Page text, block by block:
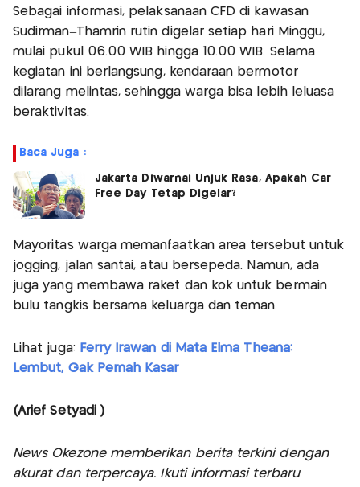
Sebagai informasi, pelaksanaan CFD di kawasan
Sudirman–Thamrin rutin digelar setiap hari Minggu,
mulai pukul 06.00 WIB hingga 10.00 WIB. Selama
kegiatan ini berlangsung, kendaraan bermotor
dilarang melintas, sehingga warga bisa lebih leluasa
beraktivitas.
Baca Juga :
Jakarta Diwarnai Unjuk Rasa, Apakah Car
Free Day Tetap Digelar?
Mayoritas warga memanfaatkan area tersebut untuk
jogging, jalan santai, atau bersepeda. Namun, ada
juga yang membawa raket dan kok untuk bermain
bulu tangkis bersama keluarga dan teman.
Lihat juga: Ferry Irawan di Mata Elma Theana:
Lembut, Gak Pernah Kasar
(Arief Setyadi )
News Okezone memberikan berita terkini dengan
akurat dan terpercaya. Ikuti informasi terbaru